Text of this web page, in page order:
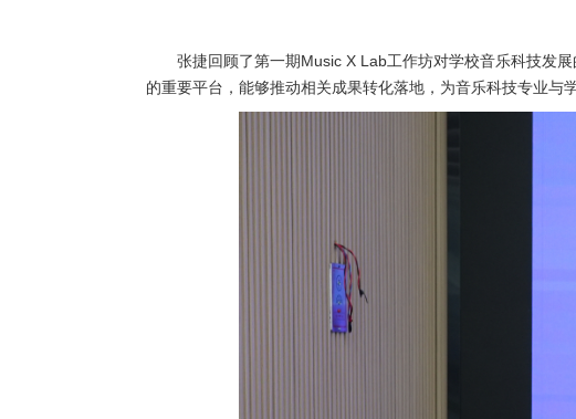
张捷回顾了第一期Music X Lab工作坊对学校音乐科技发
的重要平台，能够推动相关成果转化落地，为音乐科技专业与